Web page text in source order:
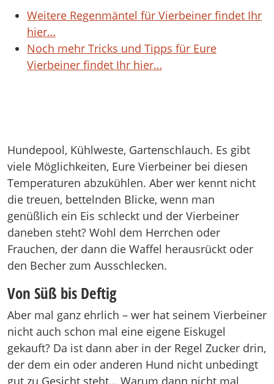
Weitere Regenmäntel für Vierbeiner findet Ihr
hier…
Noch mehr Tricks und Tipps für Eure
Vierbeiner findet Ihr hier…
Hundepool, Kühlweste, Gartenschlauch. Es gibt
viele Möglichkeiten, Eure Vierbeiner bei diesen
Temperaturen abzukühlen. Aber wer kennt nicht
die treuen, bettelnden Blicke, wenn man
genüßlich ein Eis schleckt und der Vierbeiner
daneben steht? Wohl dem Herrchen oder
Frauchen, der dann die Waffel herausrückt oder
den Becher zum Ausschlecken.
Von Süß bis Deftig
Aber mal ganz ehrlich – wer hat seinem Vierbeiner
nicht auch schon mal eine eigene Eiskugel
gekauft? Da ist dann aber in der Regel Zucker drin,
der dem ein oder anderen Hund nicht unbedingt
gut zu Gesicht steht… Warum dann nicht mal